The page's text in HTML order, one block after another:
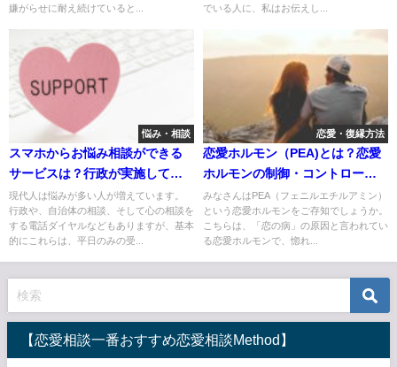
嫌がらせに耐え続けていると...
でいる人に、私はお伝えし...
悩み・相談
スマホからお悩み相談ができる
サービスは？行政が実施してい
るもののデメリット
現代人は悩みが多い人が増えています。
行政や、自治体の相談、そして心の相談を
する電話ダイヤルなどもありますが、基本
的にこれらは、平日のみの受...
恋愛・復縁方法
恋愛ホルモン（PEA)とは？恋愛
ホルモンの制御・コントロール
はできる？
みなさんはPEA（フェニルエチルアミン）
という恋愛ホルモンをご存知でしょうか。
こちらは、「恋の病」の原因と言われてい
る恋愛ホルモンで、惚れ...
【恋愛相談一番おすすめ恋愛相談Method】